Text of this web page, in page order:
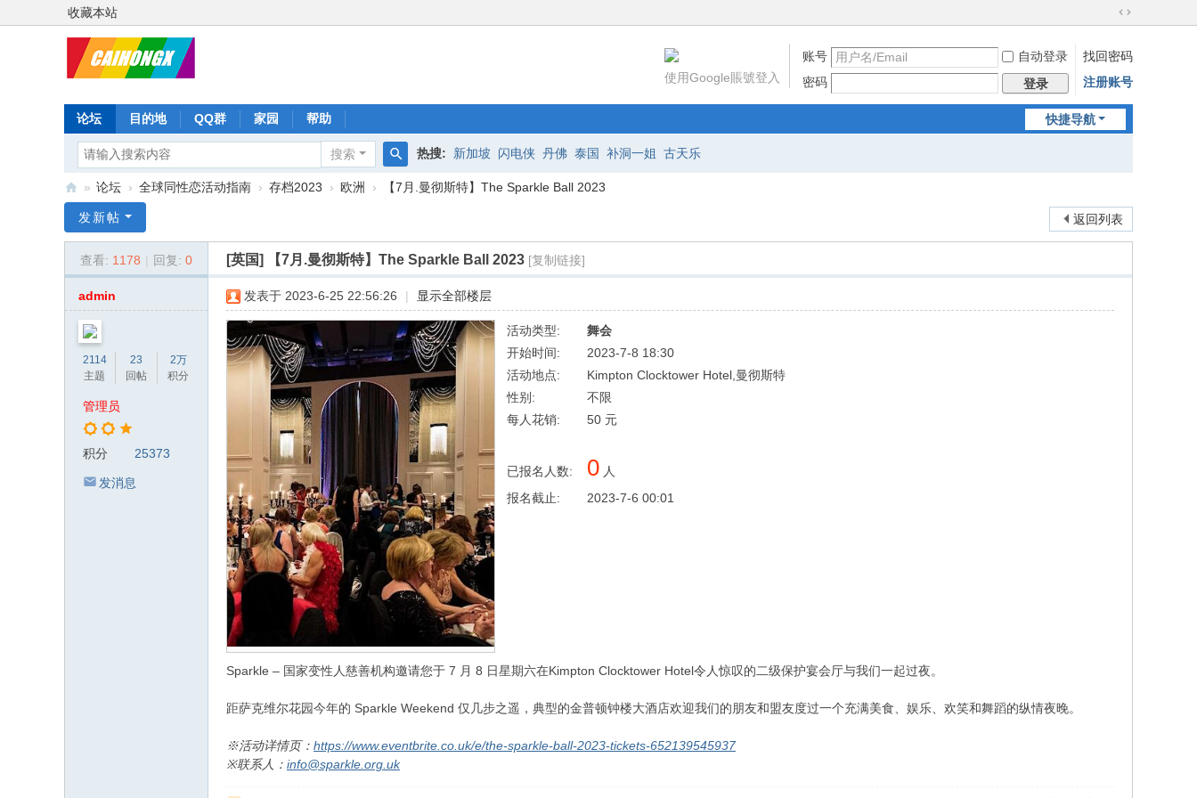
收藏本站
切
到
宽
版
账号 自动登录
找回密码
密码
登录 注册账号
使用Google賬號登入
快捷导航
论坛 目的地 QQ群 家园 帮助
搜索
搜
热搜: 新加坡 闪电侠 丹佛 泰国 补洞一姐 古天乐
虹
» 论坛 › 全球同性恋活动指南 › 存档2023 › 欧洲 › 【7月.曼彻斯特】The Sparkle Ball 2023
返回列表
发新帖
查看: 1178 | 回复: 0 [英国] 【7月.曼彻斯特】The Sparkle Ball 2023 [复制链接]
admin
2114
主题
23
回帖
2万
积分
管理员
积分 25373
发消息
发表于 2023-6-25 22:56:26 | 显示全部楼层
活动类型:
舞会
开始时间:
2023-7-8 18:30
活动地点:
Kimpton Clocktower Hotel,曼彻斯特
性别:
不限
每人花销:
50 元
已报名人数: 0 人
报名截止:
2023-7-6 00:01
Sparkle – 国家变性人慈善机构邀请您于 7 月 8 日星期六在Kimpton Clocktower Hotel令人惊叹的二级保护宴会厅与我们一起过夜。
距萨克维尔花园今年的 Sparkle Weekend 仅几步之遥，典型的金普顿钟楼大酒店欢迎我们的朋友和盟友度过一个充满美食、娱乐、欢笑和舞蹈的纵情夜晚。
※活动详情页： https://www.eventbrite.co.uk/e/the-sparkle-ball-2023-tickets-652139545937
※联系人： info@sparkle.org.uk